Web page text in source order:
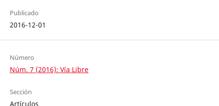
Publicado
2016-12-01
Número
Núm. 7 (2016): Vía Libre
Sección
Artículos